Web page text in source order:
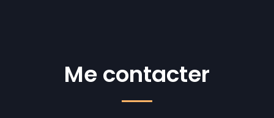
Me contacter